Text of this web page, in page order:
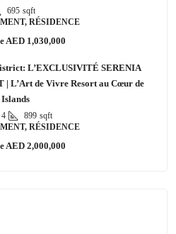
695 sqft
RÉSIDENCE
AED 1,030,000
L’EXCLUSIVITÉ SERENIA
| L’Art de Vivre Resort au Cœur de
4 899 sqft
RÉSIDENCE
AED 2,000,000